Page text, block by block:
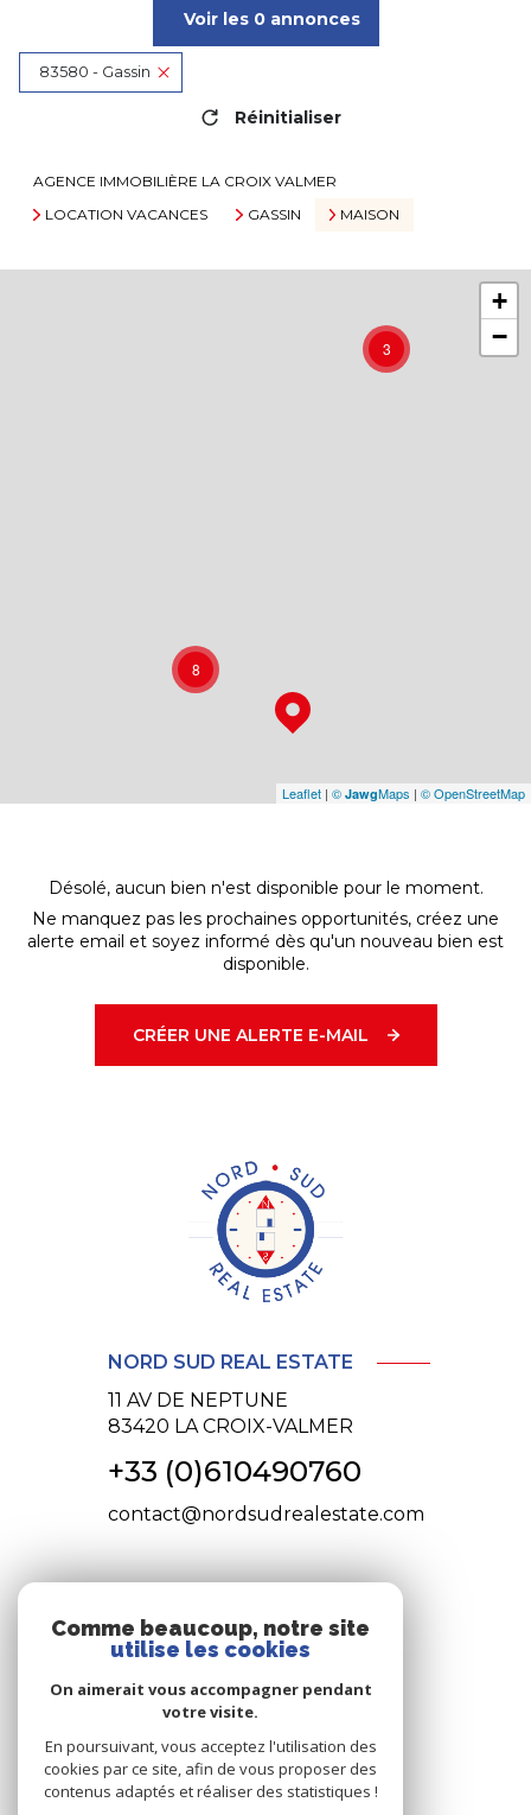
Voir les 0annonces
83580 - Gassin
Réinitialiser
AGENCE IMMOBILIÈRE LA CROIX VALMER
LOCATION VACANCES
GASSIN MAISON
3
8
+
−
Leaflet | © JawgMaps | © OpenStreetMap
Désolé, aucun bien n'est disponible pour le moment.
Ne manquez pas les prochaines opportunités, créez une
alerte email et soyez informé dès qu'un nouveau bien est
disponible.
CRÉER UNE ALERTE E-MAIL
NORD SUD REAL ESTATE
11 AV DE NEPTUNE
83420 LA CROIX-VALMER
+33 (0)610490760
contact@nordsudrealestate.com
nous suivre
Comme beaucoup, notre site
utilise les cookies
On aimerait vous accompagner pendant
votre visite.
En poursuivant, vous acceptez l'utilisation des
cookies par ce site, afin de vous proposer des
contenus adaptés et réaliser des statistiques !